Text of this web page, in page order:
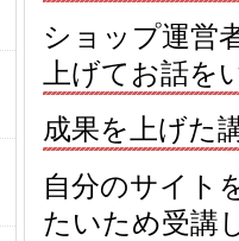
ショップ運営
上げてお話
成果を上げた
自分のサイト
たいため受講